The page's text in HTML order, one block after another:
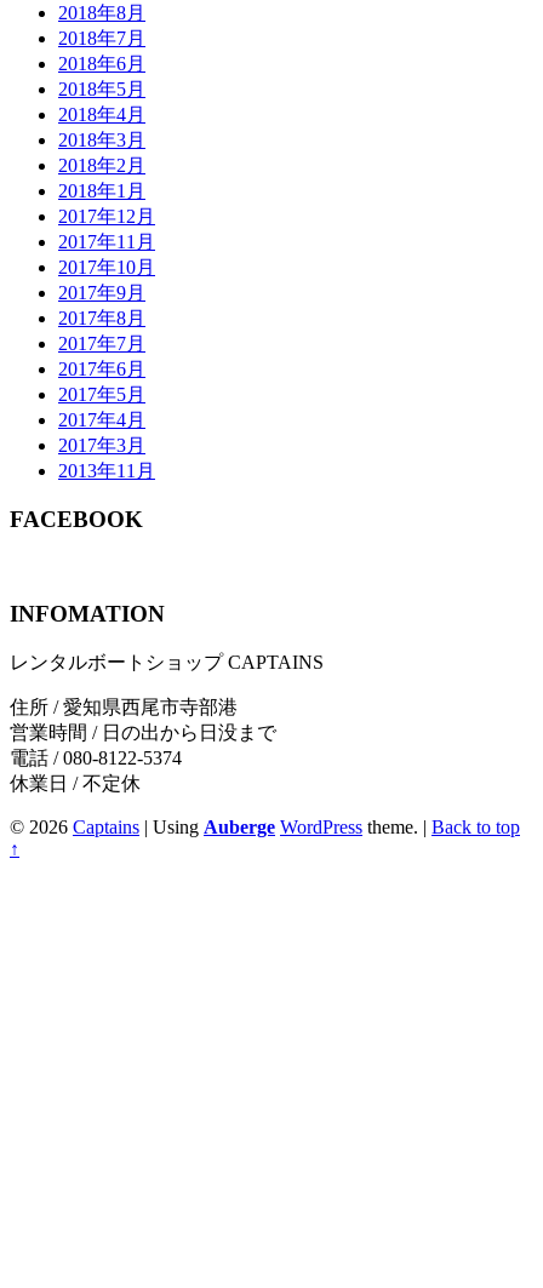
2018年8月
2018年7月
2018年6月
2018年5月
2018年4月
2018年3月
2018年2月
2018年1月
2017年12月
2017年11月
2017年10月
2017年9月
2017年8月
2017年7月
2017年6月
2017年5月
2017年4月
2017年3月
2013年11月
FACEBOOK
INFOMATION
レンタルボートショップ CAPTAINS
住所 / 愛知県西尾市寺部港
営業時間 / 日の出から日没まで
電話 / 080-8122-5374
休業日 / 不定休
© 2026 Captains | Using Auberge WordPress theme. | Back to top
↑